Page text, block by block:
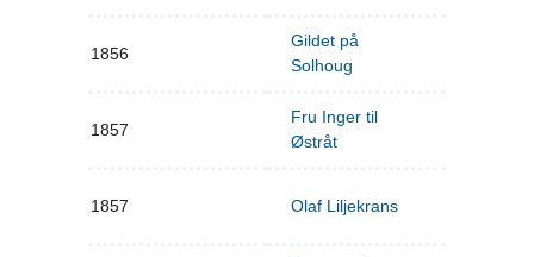
1856
Gildet på
Solhoug
1857
Fru Inger til
Østråt
1857 Olaf Liljekrans